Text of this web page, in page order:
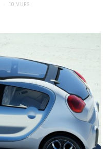
10 VUES